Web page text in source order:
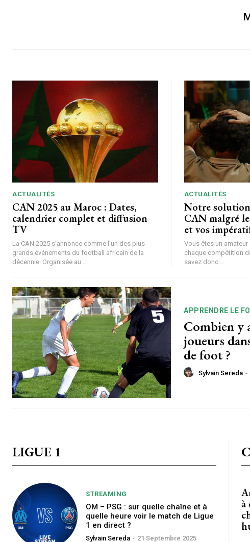
ACTUALITÉS
CAN 2025 au Maroc : Dates,
calendrier complet et diffusion
TV
La CAN 2025 s’annonce comme l’un des plus
grands événements du football africain de la
décennie. Organisée au...
ACTUALITÉS
Notre
CAN malgré
et vos
Vous êtes un
chaque compétition
savez donc...
APPRENDRE LE
Combien y
joueurs
de foot ?
Sylvain Sereda -
LIGUE 1
STREAMING
OM – PSG : sur quelle chaîne et à
quelle heure voir le match de Ligue
1 en direct ?
Sylvain Sereda - 21 Septembre 2025
à